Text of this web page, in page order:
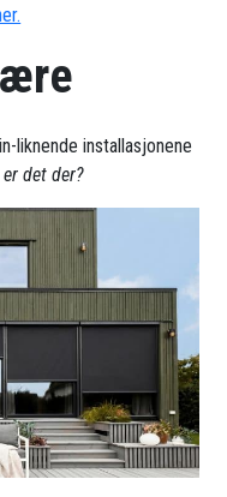
liknende installasjonene
det der?